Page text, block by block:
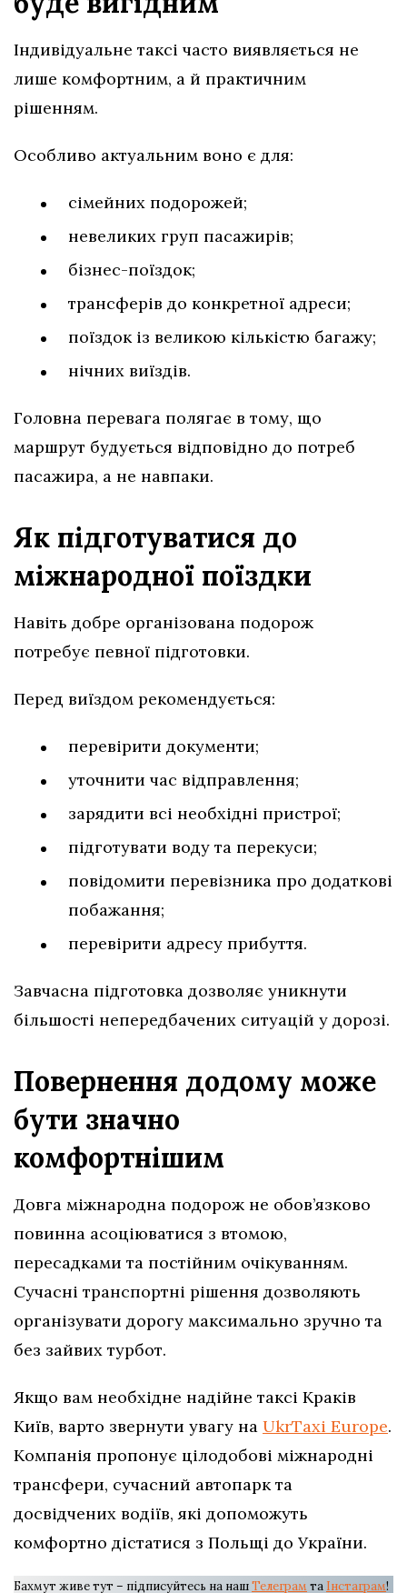
Індивідуальне таксі часто виявляється не
лише комфортним, а й практичним
рішенням.
Особливо актуальним воно є для:
сімейних подорожей;
невеликих груп пасажирів;
бізнес-поїздок;
трансферів до конкретної адреси;
поїздок із великою кількістю багажу;
нічних виїздів.
Головна перевага полягає в тому, що
маршрут будується відповідно до потреб
пасажира, а не навпаки.
Як підготуватися до
міжнародної поїздки
Навіть добре організована подорож
потребує певної підготовки.
Перед виїздом рекомендується:
перевірити документи;
уточнити час відправлення;
зарядити всі необхідні пристрої;
підготувати воду та перекуси;
повідомити перевізника про додаткові
побажання;
перевірити адресу прибуття.
Завчасна підготовка дозволяє уникнути
більшості непередбачених ситуацій у дорозі.
Повернення додому може
бути значно
комфортнішим
Довга міжнародна подорож не обов’язково
повинна асоціюватися з втомою,
пересадками та постійним очікуванням.
Сучасні транспортні рішення дозволяють
організувати дорогу максимально зручно та
без зайвих турбот.
Якщо вам необхідне надійне таксі Краків
Київ, варто звернути увагу на UkrTaxi Europe.
Компанія пропонує цілодобові міжнародні
трансфери, сучасний автопарк та
досвідчених водіїв, які допоможуть
комфортно дістатися з Польщі до України.
Бахмут живе тут – підписуйтесь на нашТелеграм та Інстаграм!